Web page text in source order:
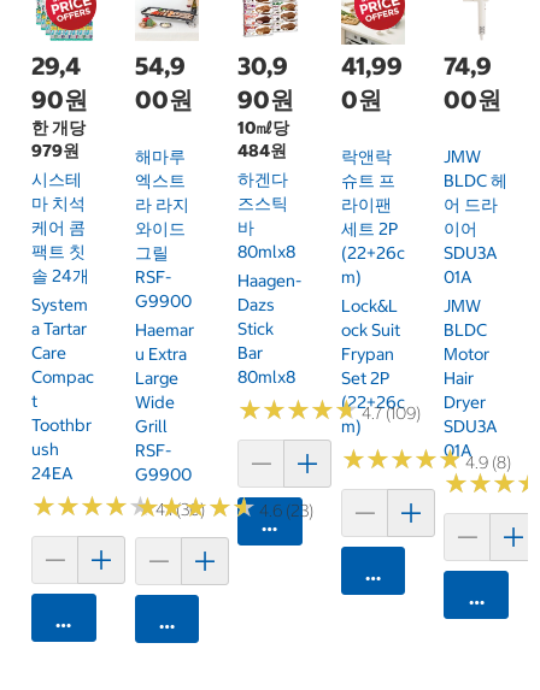
29,4
90원
한 개당
979원
시스테
마 치석
케어 콤
팩트 칫
솔 24개
System
A Tartar
Care
Compac
T
Toothbr
Ush
24EA
★★★★★
★★★★★4.1 (30)
카트에 담기
54,9
00원
해마루
엑스트
라 라지
와이드
그릴
RSF-
G9900
Haemar
U Extra
Large
Wide
Grill
RSF-
G9900
★★★★★
★★★★★4.6 (23)
카트에 담기
30,9
90원
10㎖당
484원
하겐다
즈스틱
바
80mlx8
Haagen-
Dazs
Stick
Bar
80mlx8
★★★★★
★★★★★4.7 (109)
카트에 담기
41,99
0원
락앤락
슈트 프
라이팬
세트 2P
(22+26c
M)
Lock&L
Ock Suit
Frypan
Set 2P
(22+26c
M)
★★★★★
★★★★★4.9 (8)
카트에 담기
74,9
00원
JMW
BLDC 헤
어 드라
이어
SDU3A
01A
JMW
BLDC
Motor
Hair
Dryer
SDU3A
01A
★★★
★★★
카트에